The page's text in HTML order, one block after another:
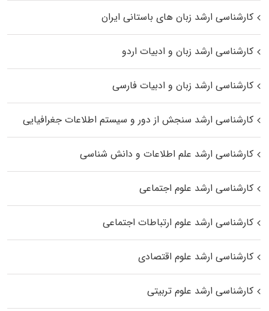
کارشناسی ارشد زبان‌ های باستانی ایران
کارشناسی ارشد زبان و ادبیات اردو
کارشناسی ارشد زبان و ادبیات فارسی
کارشناسی ارشد سنجش از دور و سیستم اطلاعات جغرافیایی
کارشناسی ارشد علم اطلاعات و دانش شناسی
کارشناسی ارشد علوم اجتماعی
کارشناسی ارشد علوم ارتباطات اجتماعی
کارشناسی ارشد علوم اقتصادی
کارشناسی ارشد علوم تربیتی